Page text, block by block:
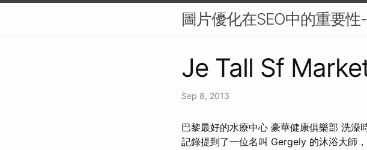
圖片優化在SEO中的重要性
Je Tall Sf
Sep 8, 2013
巴黎最好的水療中心 豪華健康俱樂部 洗澡
記錄提到了一位名叫 Gergely 的沐浴大師